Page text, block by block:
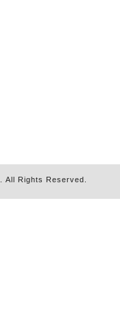
. All Rights Reserved.